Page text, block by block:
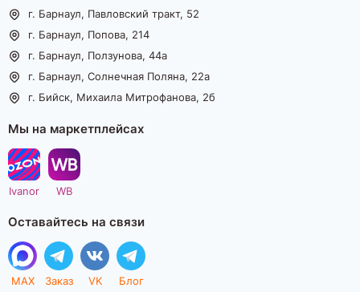
г. Барнаул, Павловский тракт, 52
г. Барнаул, Попова, 214
г. Барнаул, Ползунова, 44а
г. Барнаул, Солнечная Поляна, 22а
г. Бийск, Михаила Митрофанова, 2б
Мы на маркетплейсах
Ivanor WB
Оставайтесь на связи
MAX Заказ VK Блог